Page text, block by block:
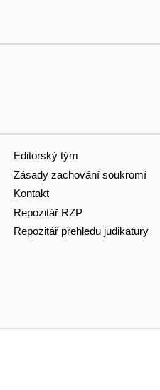
Editorský tým
Zásady zachování soukromí
Kontakt
Repozitář RZP
Repozitář přehledu judikatury